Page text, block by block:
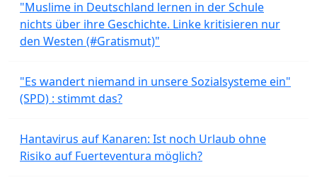
"Muslime in Deutschland lernen in der Schule
nichts über ihre Geschichte. Linke kritisieren nur
den Westen (#Gratismut)"
"Es wandert niemand in unsere Sozialsysteme ein"
(SPD) : stimmt das?
Hantavirus auf Kanaren: Ist noch Urlaub ohne
Risiko auf Fuerteventura möglich?